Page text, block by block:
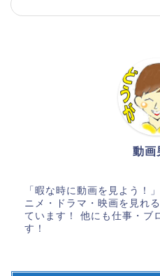
動画
「暇な時に動画を見よう！
ニメ・ドラマ・映画を見れ
ています！ 他にも仕事・ブ
す！